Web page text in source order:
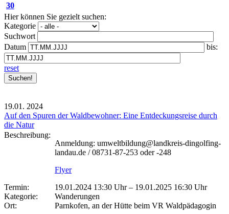
30
Hier können Sie gezielt suchen:
Kategorie
Suchwort
Datum
bis:
reset
19.01. 2024
Auf den Spuren der Waldbewohner: Eine Entdeckungsreise durch
die Natur
Beschreibung:
Anmeldung: umweltbildung@landkreis-dingolfing-
landau.de / 08731-87-253 oder -248
Flyer
Termin:
19.01.2024 13:30 Uhr– 19.01.2025 16:30 Uhr
Kategorie:
Wanderungen
Ort:
Parnkofen, an der Hütte beim VR Waldpädagogin